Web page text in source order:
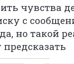
чувства
с
но такой
предсказать